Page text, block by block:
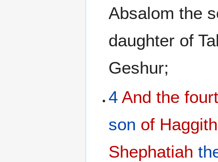
Absalom the
daughter of
Geshur;
4 And the
son of Haggith
Shephatiah